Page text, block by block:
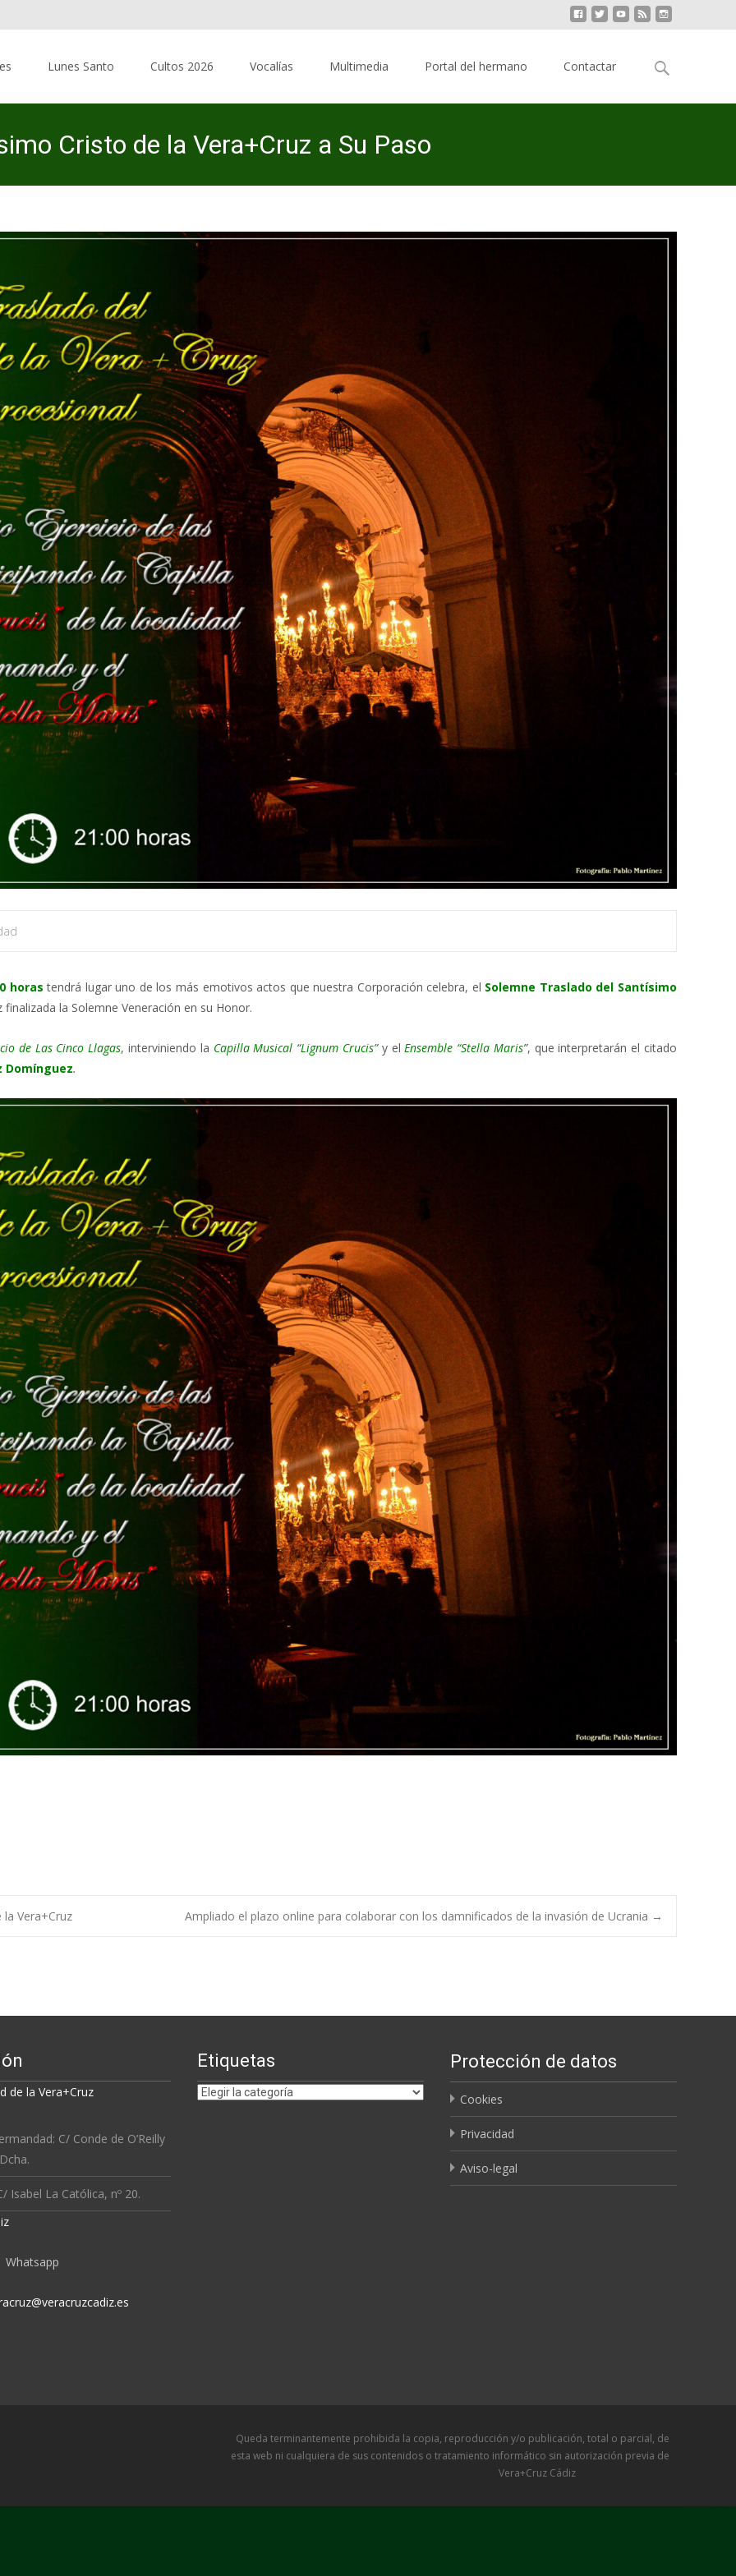
Lunes Santo Cultos 2026 Vocalías Multimedia Portal del hermano Contactar Buscar:
Cristo de la Vera+Cruz a Su Paso
horas tendrá lugar uno de los más emotivos actos que nuestra Corporación celebra, el Solemne Traslado del Santísimo
finalizada la Solemne Veneración en su Honor.
de Las Cinco Llagas, interviniendo la Capilla Musical “Lignum Crucis”y elEnsemble “Stella Maris”, que interpretarán el citado
Domínguez.
Vera+Cruz Ampliado el plazo online para colaborar con los damnificados de la invasión de Ucrania →
de la Vera+Cruz
C/ Conde de O’Reilly
Isabel La Católica, nº 20.
Whatsapp
Etiquetas
Etiquetas
Protección de datos
Cookies
Privacidad
Aviso-legal
Queda terminantemente prohibida la copia, reproducción y/o publicación, total o parcial, de
esta web ni cualquiera de sus contenidos o tratamiento informático sin autorización previa de
Vera+Cruz Cádiz